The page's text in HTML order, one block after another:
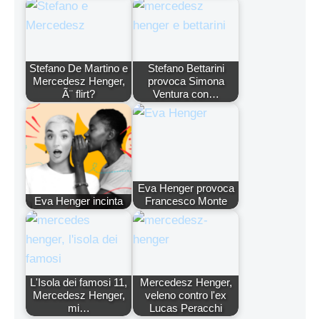
Stefano De Martino e
Mercedesz Henger,
Ã¨ flirt?
Stefano Bettarini
provoca Simona
Ventura con…
Eva Henger incinta
Eva Henger provoca
Francesco Monte
L'Isola dei famosi 11,
Mercedesz Henger,
mi…
Mercedesz Henger,
veleno contro l'ex
Lucas Peracchi